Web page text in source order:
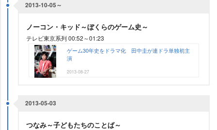
2013-10-05～
ノーコン・キッド～ぼくらのゲーム史～
テレビ東京系列 00:52～01:23
ゲーム30年史をドラマ化 田中圭が連ドラ単独初主
演
2013-08-27
2013-05-03
つなみ～子どもたちのことば～